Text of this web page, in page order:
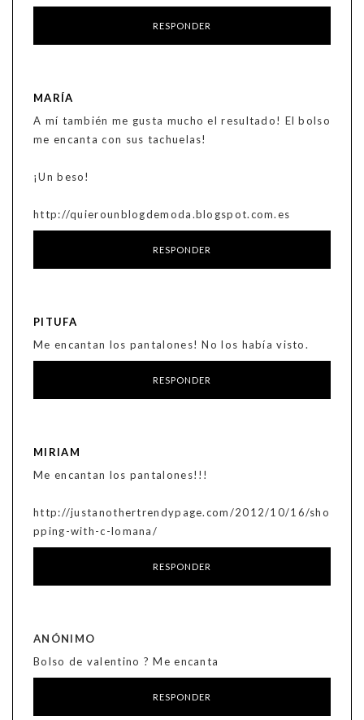
RESPONDER
MARÍA
A mí también me gusta mucho el resultado! El bolso
me encanta con sus tachuelas!
¡Un beso!
http://quierounblogdemoda.blogspot.com.es
RESPONDER
PITUFA
Me encantan los pantalones! No los había visto.
RESPONDER
MIRIAM
Me encantan los pantalones!!!
http://justanothertrendypage.com/2012/10/16/sho
pping-with-c-lomana/
RESPONDER
ANÓNIMO
Bolso de valentino ? Me encanta
RESPONDER